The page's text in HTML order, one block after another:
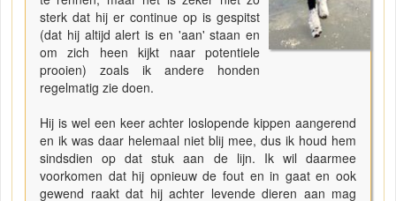
sterk dat hij er continue op is gespitst
(dat hij altijd alert is en 'aan' staan en
om zich heen kijkt naar potentiele
prooien) zoals ik andere honden
regelmatig zie doen.
Hij is wel een keer achter loslopende kippen aangerend
en ik was daar helemaal niet blij mee, dus ik houd hem
sindsdien op dat stuk aan de lijn. Ik wil daarmee
voorkomen dat hij opnieuw de fout en in gaat en ook
gewend raakt dat hij achter levende dieren aan mag